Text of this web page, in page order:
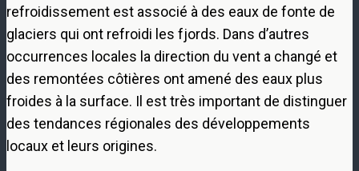
refroidissement est associé à des eaux de fonte de
glaciers qui ont refroidi les fjords. Dans d’autres
occurrences locales la direction du vent a changé et
des remontées côtières ont amené des eaux plus
froides à la surface. Il est très important de distinguer
des tendances régionales des développements
locaux et leurs origines.